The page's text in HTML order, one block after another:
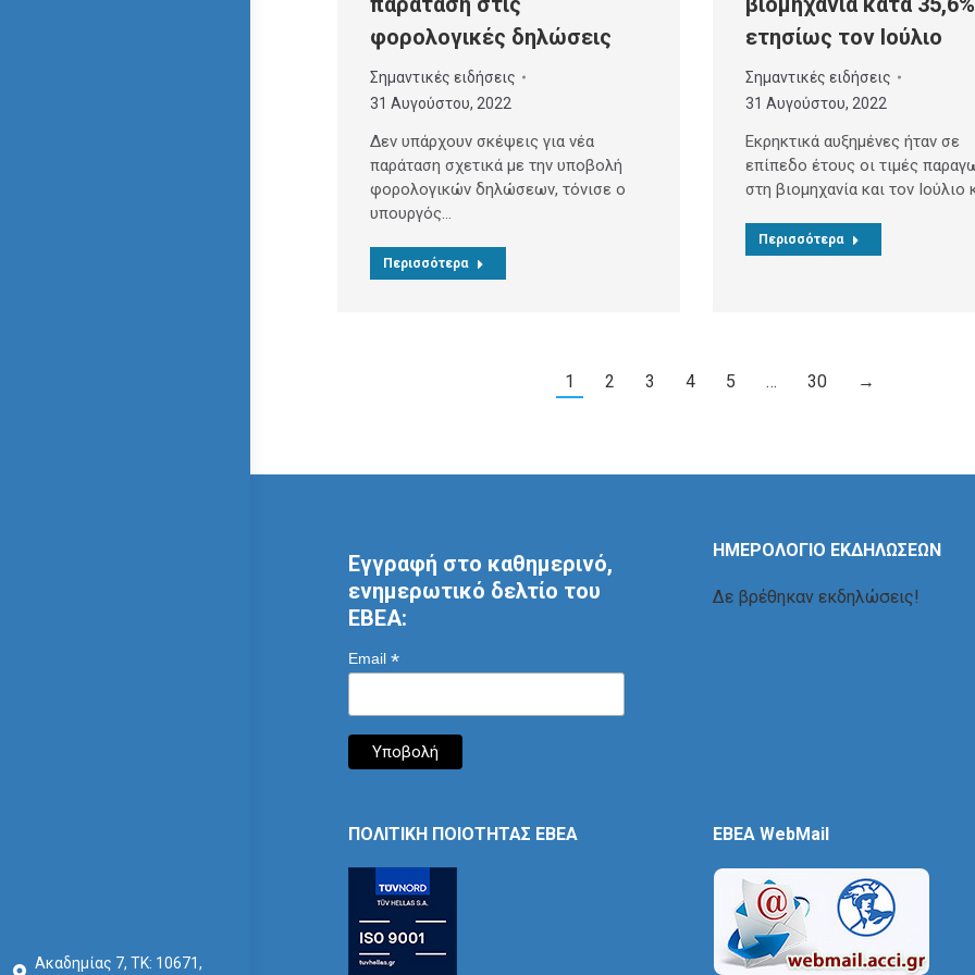
Ακαδημίας 7, ΤΚ: 10671,
φορολογικές δηλώσεις
Σημαντικές ειδήσεις
31 Αυγούστου, 2022
Δεν υπάρχουν σκέψεις για νέα
παράταση σχετικά με την υποβολή
φορολογικών δηλώσεων, τόνισε ο
υπουργός…
Περισσότερα
ετησίως τον Ιούλιο
Σημαντικές ειδήσεις
31 Αυγούστου, 2022
Εκρηκτικά αυξημένες ήταν σε
επίπεδο έτους οι τιμές
στη βιομηχανία και τον Ιούλιο
Περισσότερα
1 2 3 4 5 … 30 →
Εγγραφή στο καθημερινό,
ενημερωτικό δελτίο του
ΕΒΕΑ:
Email *
ΗΜΕΡΟΛΟΓΙΟ ΕΚΔΗΛΩΣΕΩΝ
Δε βρέθηκαν εκδηλώσεις!
ΠΟΛΙΤΙΚΗ ΠΟΙΟΤΗΤΑΣ ΕΒΕΑ EBEA WebMail